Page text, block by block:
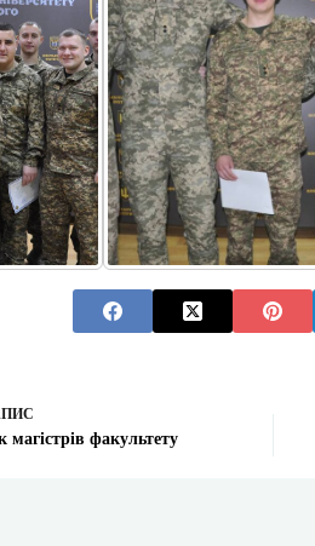
магістрів факультету